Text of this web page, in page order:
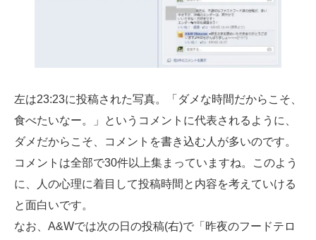
左は23:23に投稿された写真。「ダメな時間だからこそ、
食べたいなー。」というコメントに代表されるように、
ダメだからこそ、コメントを書き込む人が多いのです。
コメントは全部で30件以上集まっていますね。このよう
に、人の心理に着目して投稿時間と内容を考えていける
と面白いです。
なお、A&Wでは次の日の投稿(右)で「昨夜のフードテロ